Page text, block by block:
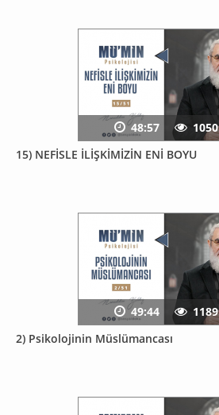
15) NEFİSLE İLİŞKİMİZİN ENİ BOYU
48:57 1050
2) Psikolojinin Müslümancası
49:44 1189